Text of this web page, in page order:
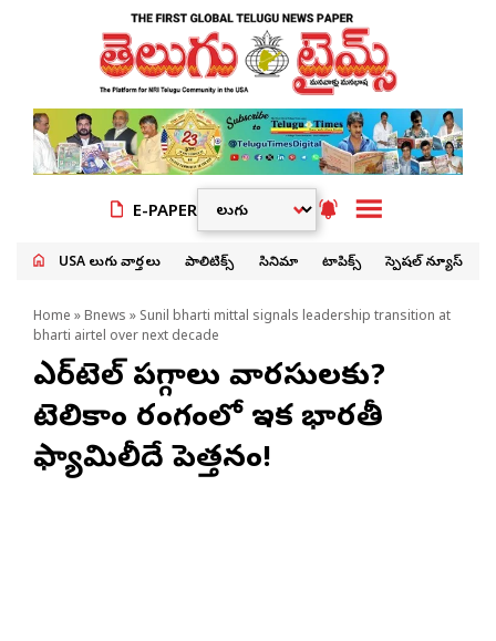
E-PAPER
USA తెలుగు వార్తలు పాలిటిక్స్ సినిమా టాపిక్స్ స్పెషల్ న్యూస్
Home » Bnews » Sunil bharti mittal signals leadership transition at
bharti airtel over next decade
ఎయిర్‌టెల్ పగ్గాలు వారసులకు?
టెలికాం రంగంలో ఇక భారతీ
ఫ్యామిలీదే పెత్తనం!